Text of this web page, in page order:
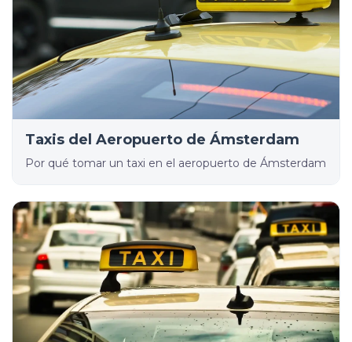
Taxis del Aeropuerto de Ámsterdam
Por qué tomar un taxi en el aeropuerto de Ámsterdam